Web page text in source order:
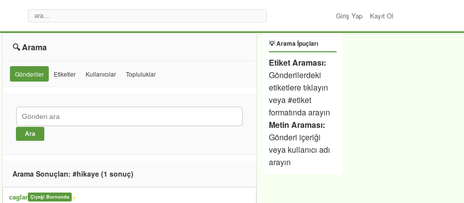
Giriş Yap Kayıt Ol
🔍 Arama
Gönderiler Etiketler Kullanıcılar Topluluklar
Ara
Arama Sonuçları: #hikaye (1 sonuç)
caglar Çiçeği Burnunda ⭐
💡 Arama İpuçları
Etiket Araması:
Gönderilerdeki
etiketlere tıklayın
veya #etiket
formatında arayın
Metin Araması:
Gönderi içeriği
veya kullanıcı adı
arayın